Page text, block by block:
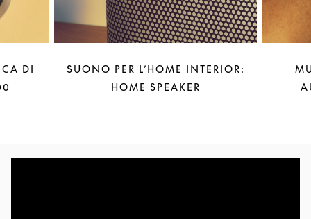
DI
SUONO PER L’HOME INTERIOR:
HOME SPEAKER